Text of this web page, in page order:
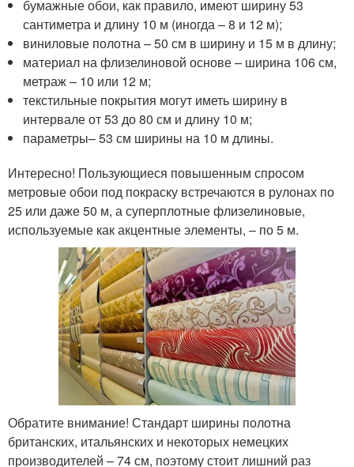
бумажные обои, как правило, имеют ширину 53
сантиметра и длину 10 м (иногда – 8 и 12 м);
виниловые полотна – 50 см в ширину и 15 м в длину;
материал на флизелиновой основе – ширина 106 см,
метраж – 10 или 12 м;
текстильные покрытия могут иметь ширину в
интервале от 53 до 80 см и длину 10 м;
параметры– 53 см ширины на 10 м длины.
Интересно! Пользующиеся повышенным спросом
метровые обои под покраску встречаются в рулонах по
25 или даже 50 м, а суперплотные флизелиновые,
используемые как акцентные элементы, – по 5 м.
Обратите внимание! Стандарт ширины полотна
британских, итальянских и некоторых немецких
производителей – 74 см, поэтому стоит лишний раз